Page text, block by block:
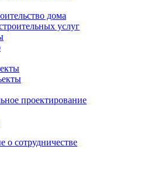
дома
услуг
проектирование
о сотрудничестве